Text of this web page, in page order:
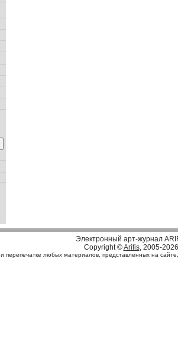
Электронный арт-журнал
Copyright ©Arifis, 2005-2026
перепечатке любых материалов, представленных на